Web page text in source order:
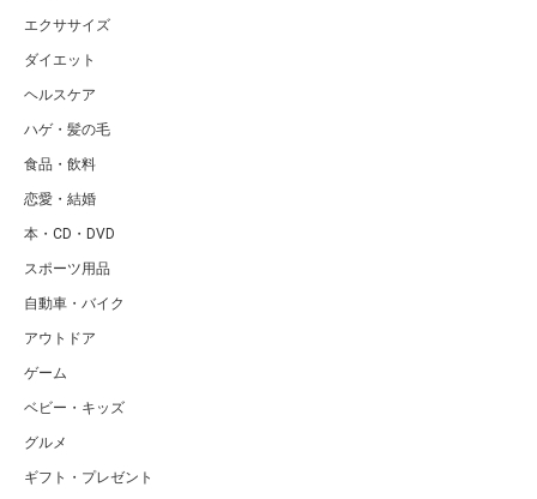
エクササイズ
ダイエット
ヘルスケア
ハゲ・髪の毛
食品・飲料
恋愛・結婚
本・CD・DVD
スポーツ用品
自動車・バイク
アウトドア
ゲーム
ベビー・キッズ
グルメ
ギフト・プレゼント